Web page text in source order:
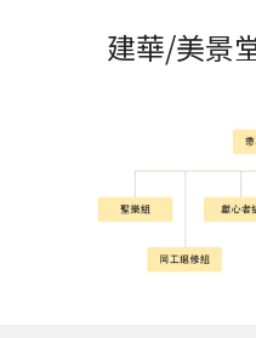
建華/美景